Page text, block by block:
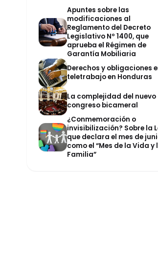
Apuntes sobre las
modificaciones al
Reglamento del Decreto
Legislativo Nº 1400, que
aprueba el Régimen de
Garantía Mobiliaria
Derechos y obligaciones
teletrabajo en Honduras
La complejidad del nuevo
congreso bicameral
¿Conmemoración o
invisibilización? Sobre la
que declara el mes de
como el “Mes de la Vida y
Familia”